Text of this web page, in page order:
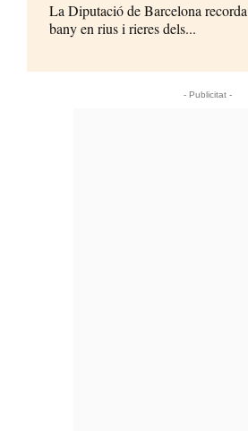
La Diputació de Barcelona
bany en rius i rieres dels...
- Publicitat -